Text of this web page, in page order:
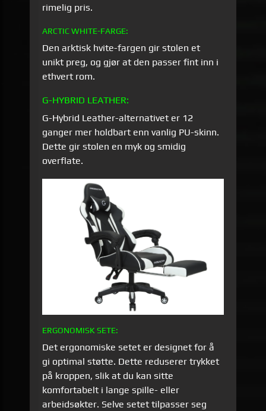
rimelig pris.
ARCTIC WHITE-FARGE:
Den arktisk hvite-fargen gir stolen et
unikt preg, og gjør at den passer fint inn i
ethvert rom.
G-HYBRID LEATHER:
G-Hybrid Leather-alternativet er 12
ganger mer holdbart enn vanlig PU-skinn.
Dette gir stolen en myk og smidig
overflate.
ERGONOMISK SETE:
Det ergonomiske setet er designet for å
gi optimal støtte. Dette reduserer trykket
på kroppen, slik at du kan sitte
komfortabelt i lange spille- eller
arbeidsøkter. Selve setet tilpasser seg